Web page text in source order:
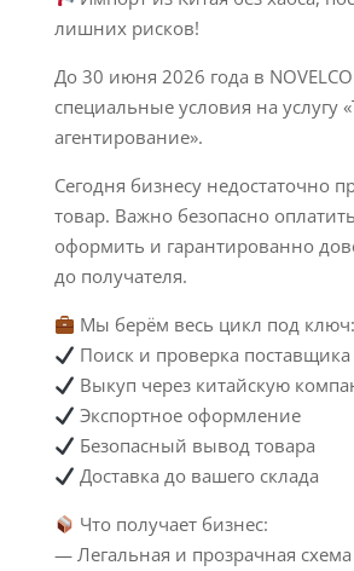
лишних рисков!
До 30 июня 2026 года в
специальные условия на услугу
агентирование».
Сегодня бизнесу недостаточно
товар. Важно безопасно
оформить и гарантированно
до получателя.
Мы берём весь цикл под ключ:
Поиск и проверка поставщика
Выкуп через китайскую
Экспортное оформление
Безопасный вывод товара
Доставка до вашего склада
Что получает бизнес:
— Легальная и прозрачная схема